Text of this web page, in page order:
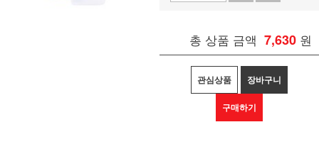
총 상품 금액 7,630 원
관심상품 장바구니
구매하기